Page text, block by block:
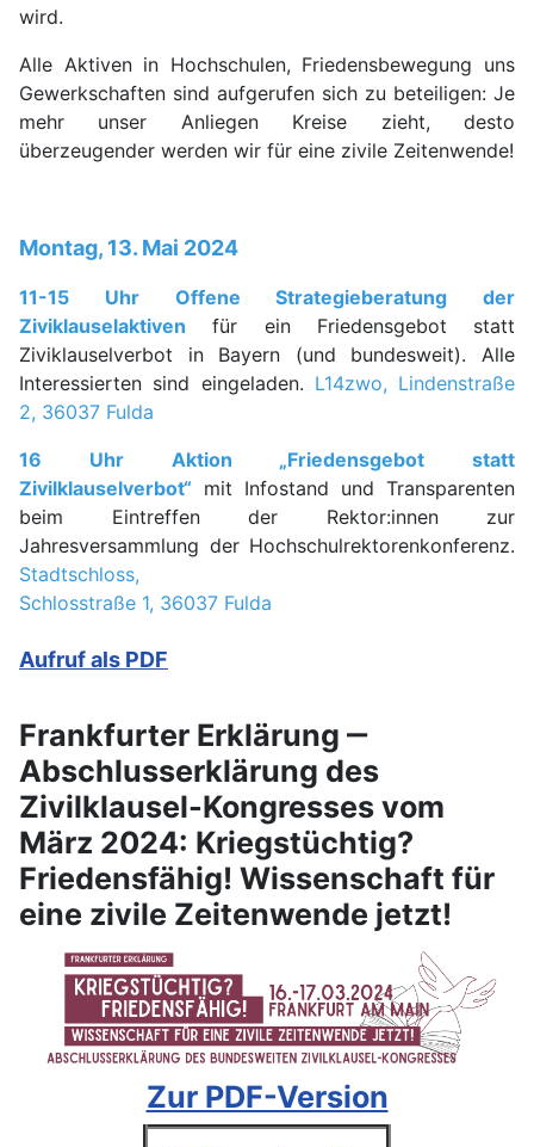
wird.
Alle Aktiven in Hochschulen, Friedensbewegung uns
Gewerkschaften sind aufgerufen sich zu beteiligen: Je
mehr unser Anliegen Kreise zieht, desto
überzeugender werden wir für eine zivile Zeitenwende!
Montag, 13. Mai 2024
11-15 Uhr Offene Strategieberatung der
Ziviklauselaktiven für ein Friedensgebot statt
Ziviklauselverbot in Bayern (und bundesweit). Alle
Interessierten sind eingeladen. L14zwo, Lindenstraße
2, 36037 Fulda
16 Uhr Aktion „Friedensgebot statt
Zivilklauselverbot“ mit Infostand und Transparenten
beim Eintreffen der Rektor:innen zur
Jahresversammlung der Hochschulrektorenkonferenz.
Stadtschloss,
Schlosstraße 1, 36037 Fulda
Aufruf als PDF
Frankfurter Erklärung ‒
Abschlusserklärung des
Zivilklausel-Kongresses vom
März 2024: Kriegstüchtig?
Friedensfähig! Wissenschaft für
eine zivile Zeitenwende jetzt!
Zur PDF-Version